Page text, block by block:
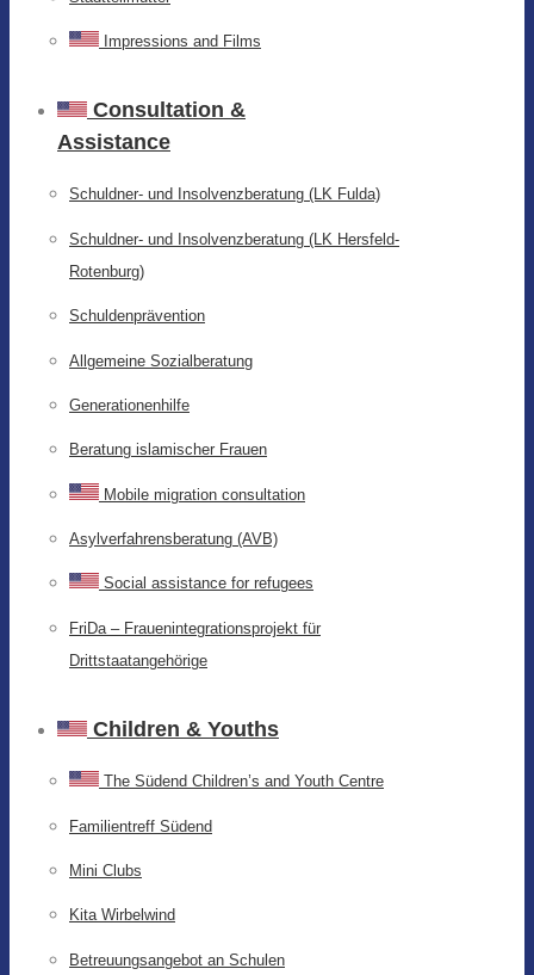
Impressions and Films
Consultation &
Assistance
Schuldner- und Insolvenzberatung (LK Fulda)
Schuldner- und Insolvenzberatung (LK Hersfeld-
Rotenburg)
Schuldenprävention
Allgemeine Sozialberatung
Generationenhilfe
Beratung islamischer Frauen
Mobile migration consultation
Asylverfahrensberatung (AVB)
Social assistance for refugees
FriDa – Frauenintegrationsprojekt für
Drittstaatangehörige
Children & Youths
The Südend Children’s and Youth Centre
Familientreff Südend
Mini Clubs
Kita Wirbelwind
Betreuungsangebot an Schulen